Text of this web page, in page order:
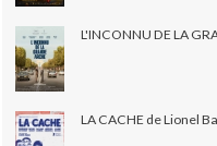
L'INCONNU DE LA
LA CACHE de Lionel